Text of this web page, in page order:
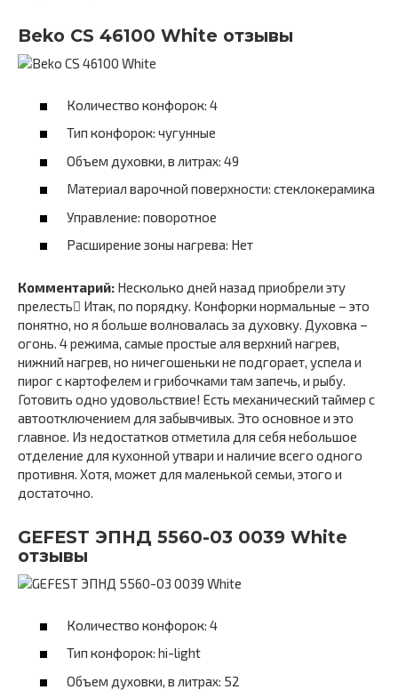
Beko CS 46100 White отзывы
Количество конфорок: 4
Тип конфорок: чугунные
Объем духовки, в литрах: 49
Материал варочной поверхности: стеклокерамика
Управление: поворотное
Расширение зоны нагрева: Нет
Комментарий: Несколько дней назад приобрели эту
прелесть Итак, по порядку. Конфорки нормальные – это
понятно, но я больше волновалась за духовку. Духовка –
огонь. 4 режима, самые простые аля верхний нагрев,
нижний нагрев, но ничегошеньки не подгорает, успела и
пирог с картофелем и грибочками там запечь, и рыбу.
Готовить одно удовольствие! Есть механический таймер с
автоотключением для забывчивых. Это основное и это
главное. Из недостатков отметила для себя небольшое
отделение для кухонной утвари и наличие всего одного
противня. Хотя, может для маленькой семьи, этого и
достаточно.
GEFEST ЭПНД 5560-03 0039 White
отзывы
Количество конфорок: 4
Тип конфорок: hi-light
Объем духовки, в литрах: 52